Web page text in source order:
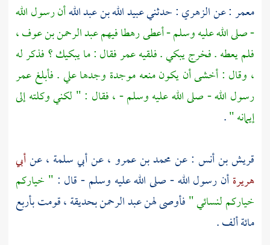
معمر: عنالزهري: حدثنيعبيد الله بن عبد اللهأن رسول الله
- صلى الله عليه وسلم - أعطى رهطا فيهمعبد الرحمن بن عوف،
فلم يعطه . فخرج يبكي . فلقيهعمرفقال : ما يبكيك ؟ فذكر له
، وقال : أخشى أن يكون منعه موجدة وجدها علي . فأبلغعمر
رسول الله - صلى الله عليه وسلم - ، فقال : " لكني وكلته إلى
إيمانه ".
قريش بن أنس : عنمحمد بن عمرو ، عنأبي سلمة ، عنأبي
هريرةأن رسول الله - صلى الله عليه وسلم - قال : " خياركم
خياركم لنسائي "فأوصى لهنعبد الرحمنبحديقة ، قومت بأربع
مائة ألف .